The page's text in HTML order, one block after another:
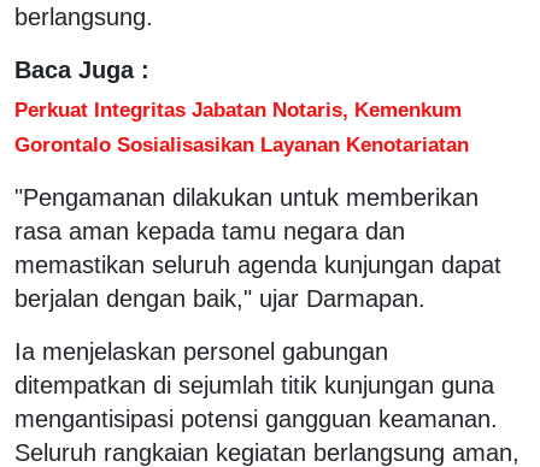
berlangsung.
Baca Juga :
Perkuat Integritas Jabatan Notaris, Kemenkum
Gorontalo Sosialisasikan Layanan Kenotariatan
"Pengamanan dilakukan untuk memberikan
rasa aman kepada tamu negara dan
memastikan seluruh agenda kunjungan dapat
berjalan dengan baik," ujar Darmapan.
Ia menjelaskan personel gabungan
ditempatkan di sejumlah titik kunjungan guna
mengantisipasi potensi gangguan keamanan.
Seluruh rangkaian kegiatan berlangsung aman,